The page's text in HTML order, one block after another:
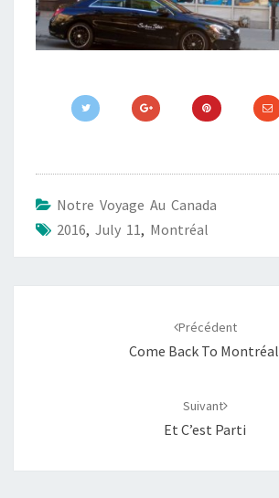
Notre Voyage Au Canada
2016, July 11, Montréal
Précédent
Come Back To Montréal
Suivant
Et C’est Parti